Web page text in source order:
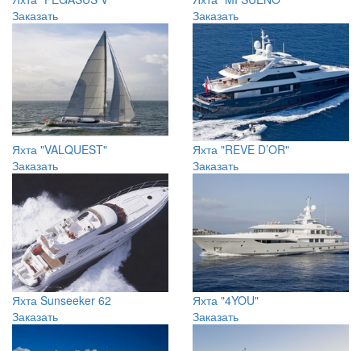
Яхта "PEGASUS V"
Заказать
Яхта "MI SUENO"
Заказать
Яхта "VALQUEST"
Заказать
Яхта "REVE D’OR"
Заказать